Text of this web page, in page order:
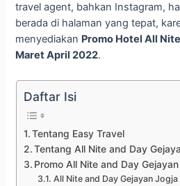
travel agent, bahkan Instagram,
berada di halaman yang tepat,
menyediakan Promo Hotel All
Maret April 2022.
Daftar Isi
Tentang Easy Travel
Tentang All Nite and Day
Promo All Nite and Day
All Nite and Day Gejayan